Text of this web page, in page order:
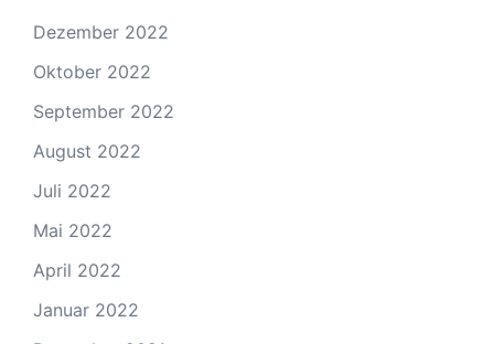
Dezember 2022
Oktober 2022
September 2022
August 2022
Juli 2022
Mai 2022
April 2022
Januar 2022